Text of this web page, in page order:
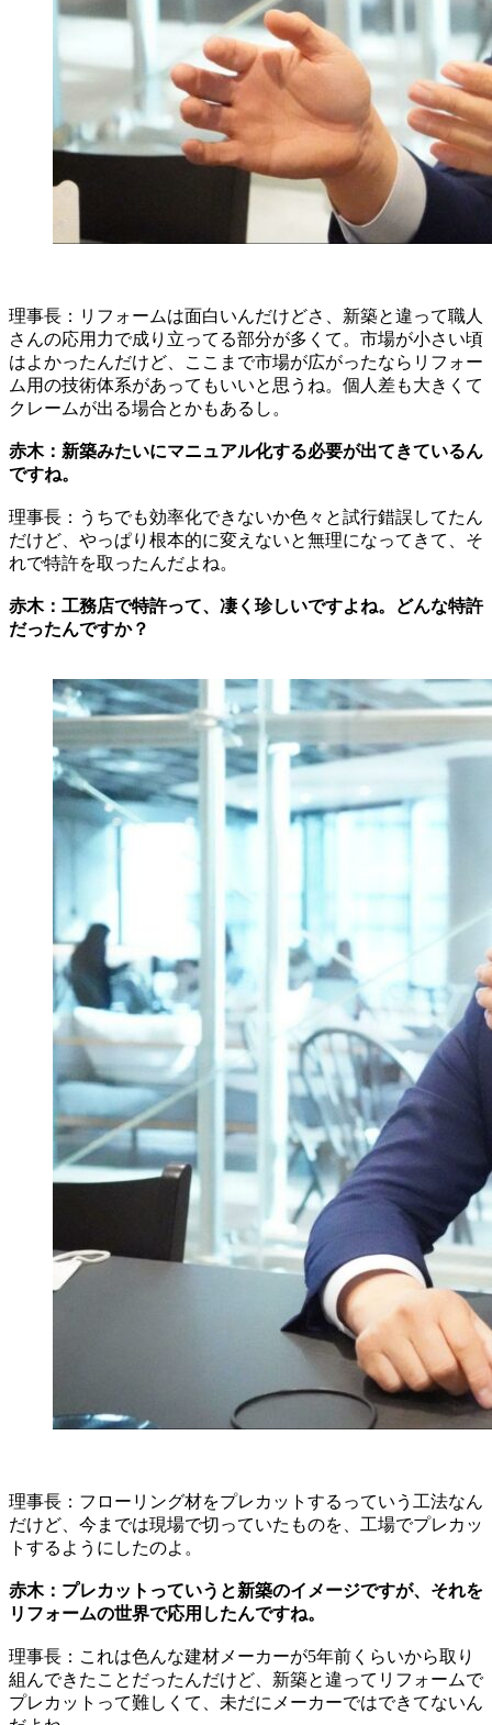
理事長：リフォームは面白いんだけどさ、新築と違って職人
さんの応用力で成り立ってる部分が多くて。市場が小さい頃
はよかったんだけど、ここまで市場が広がったならリフォー
ム用の技術体系があってもいいと思うね。個人差も大きくて
クレームが出る場合とかもあるし。
赤木：新築みたいにマニュアル化する必要が出てきているん
ですね。
理事長：うちでも効率化できないか色々と試行錯誤してたん
だけど、やっぱり根本的に変えないと無理になってきて、そ
れで特許を取ったんだよね。
赤木：工務店で特許って、凄く珍しいですよね。どんな特許
だったんですか？
理事長：フローリング材をプレカットするっていう工法なん
だけど、今までは現場で切っていたものを、工場でプレカッ
トするようにしたのよ。
赤木：プレカットっていうと新築のイメージですが、それを
リフォームの世界で応用したんですね。
理事長：これは色んな建材メーカーが5年前くらいから取り
組んできたことだったんだけど、新築と違ってリフォームで
プレカットって難しくて、未だにメーカーではできてないん